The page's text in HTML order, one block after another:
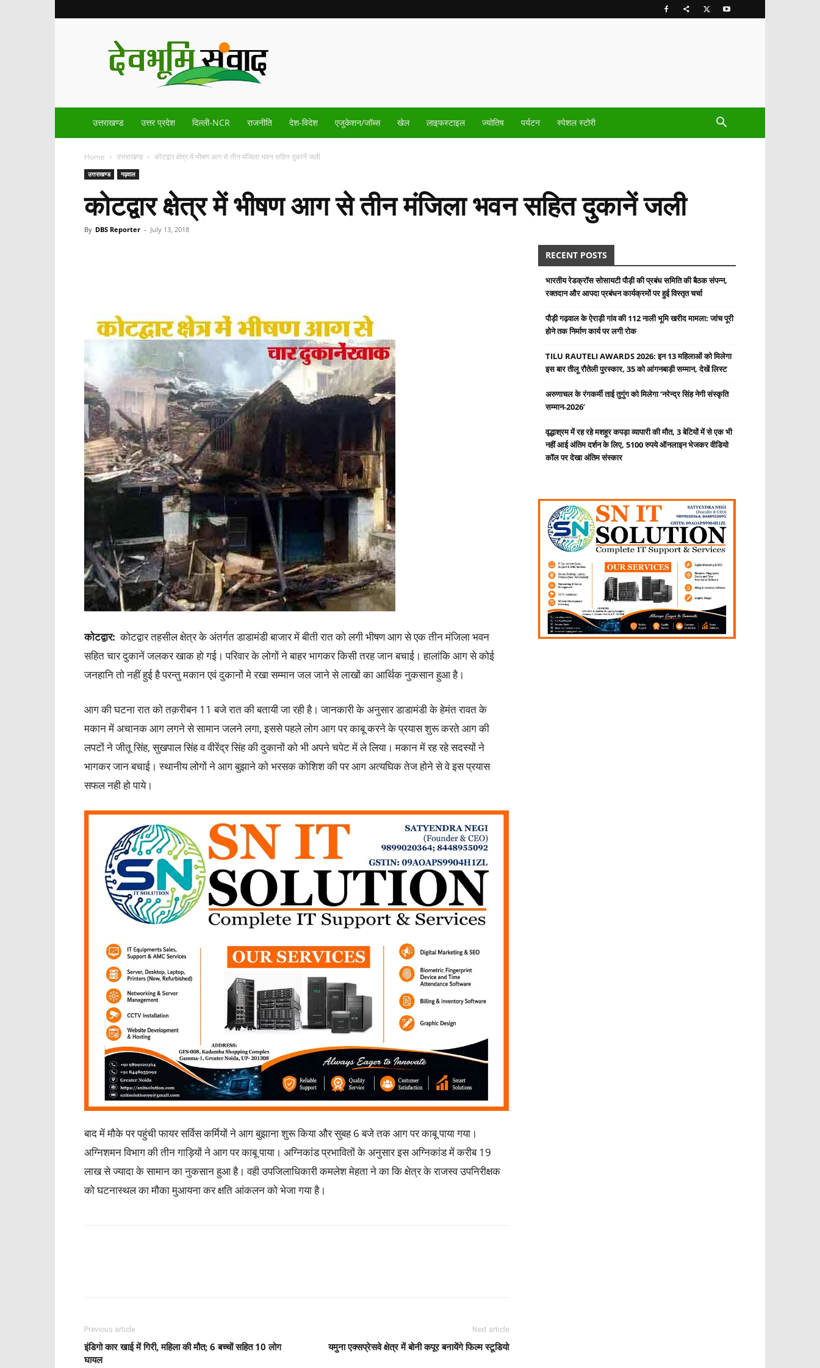
Devbhoomisamvad.com
उत्तराखण्ड उत्तर प्रदेश दिल्ली-NCR राजनीति देश-विदेश एजुकेशन/जॉब्स खेल लाइफस्टाइल ज्योतिष पर्यटन स्पेशल स्टोरी
Home उत्तराखण्ड कोटद्वार क्षेत्र में भीषण आग से तीन मंजिला भवन सहित दुकानें जली
उत्तराखण्ड गढ़वाल
कोटद्वार क्षेत्र में भीषण आग से तीन मंजिला भवन सहित दुकानें जली
By DBS Reporter - July 13, 2018
कोटद्वार: कोटद्वार तहसील क्षेत्र के अंतर्गत डाडामंडी बाजार में बीती रात को लगी भीषण आग से एक तीन मंजिला भवन
सहित चार दुकानें जलकर खाक हो गई। परिवार के लोगों ने बाहर भागकर किसी तरह जान बचाई। हालांकि आग से कोई
जनहानि तो नहीं हुई है परन्तु मकान एवं दुकानों मे रखा सम्मान जल जाने से लाखों का आर्थिक नुकसान हुआ है।
आग की घटना रात को तक़रीबन 11 बजे रात की बतायी जा रही है। जानकारी के अनुसार डाडामंडी के हेमंत रावत के
मकान में अचानक आग लगने से सामान जलने लगा, इससे पहले लोग आग पर काबू करने के प्रयास शुरू करते आग की
लपटों ने जीतू सिंह, सुखपाल सिंह व वीरेंद्र सिंह की दुकानों को भी अपने चपेट में ले लिया। मकान में रह रहे सदस्यों ने
भागकर जान बचाई। स्थानीय लोगों ने आग बुझाने को भरसक कोशिश की पर आग अत्यघिक तेज होने से वे इस प्रयास
सफल नही हो पाये।
बाद में मौके पर पहुंची फायर सर्विस कर्मियों ने आग बुझाना शुरू किया और सुबह 6 बजे तक आग पर काबू पाया गया।
अग्निशमन विभाग की तीन गाड़ियों ने आग पर काबू पाया। अग्निकांड प्रभावितों के अनुसार इस अग्निकांड में करीब 19
लाख से ज्यादा के सामान का नुकसान हुआ है। वही उपजिलाधिकारी कमलेश मेहता ने का कि क्षेत्र के राजस्व उपनिरीक्षक
को घटनास्थल का मौका मुआयना कर क्षति आंकलन को भेजा गया है।
Previous article
इंडिगो कार खाई में गिरी, महिला की मौत; 6 बच्चों सहित 10 लोग
घायल
Next article
यमुना एक्सप्रेसवे क्षेत्र में बोनी कपूर बनायेंगे फिल्म स्टूडियो
RECENT POSTS
भारतीय रेडक्रॉस सोसायटी पौड़ी की प्रबंध समिति की बैठक संपन्न,
रक्तदान और आपदा प्रबंधन कार्यक्रमों पर हुई विस्तृत चर्चा
पौड़ी गढ़वाल के ऐराड़ी गांव की 112 नाली भूमि खरीद मामला: जांच पूरी
होने तक निर्माण कार्य पर लगी रोक
TILU RAUTELI AWARDS 2026: इन 13 महिलाओं को मिलेगा
इस बार तीलू रौतेली पुरस्कार, 35 को आंगनबाड़ी सम्मान, देखें लिस्ट
अरुणाचल के रंगकर्मी ताई तुगुंग को मिलेगा ‘नरेन्द्र सिंह नेगी संस्कृति
सम्मान-2026’
वृद्धाश्रम में रह रहे मशहूर कपड़ा व्यापारी की मौत, 3 बेटियों में से एक भी
नहीं आई अंतिम दर्शन के लिए, 5100 रुपये ऑनलाइन भेजकर वीडियो
कॉल पर देखा अंतिम संस्कार